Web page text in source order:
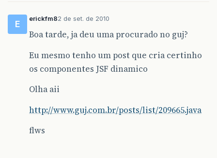
E
erickfm82 de set. de 2010
Boa tarde, ja deu uma procurado no guj?
Eu mesmo tenho um post que cria certinho
os componentes JSF dinamico
Olha aii
http://www.guj.com.br/posts/list/209665.java
flws